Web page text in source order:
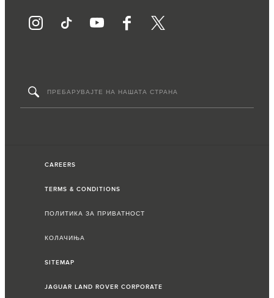
CAREERS
TERMS & CONDITIONS
ПОЛИТИКА ЗА ПРИВАТНОСТ
КОЛАЧИЊА
SITEMAP
JAGUAR LAND ROVER CORPORATE